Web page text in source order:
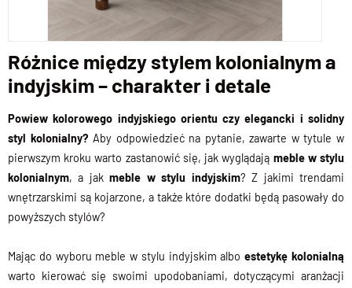
Różnice między stylem kolonialnym a
indyjskim – charakter i detale
Powiew kolorowego indyjskiego orientu czy elegancki i solidny
styl kolonialny? Aby odpowiedzieć na pytanie, zawarte w tytule w
pierwszym kroku warto zastanowić się, jak wyglądają meble w stylu
kolonialnym, a jakmeble w stylu indyjskim? Z jakimi trendami
wnętrzarskimi są kojarzone, a także które dodatki będą pasowały do
powyższych stylów?
Mając do wyboru meble w stylu indyjskim alboestetykę kolonialną
warto kierować się swoimi upodobaniami, dotyczącymi aranżacji